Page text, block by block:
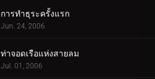
การทำธุระครั้งแรก
Jun. 24, 2006
ท่าจอดเรือแห่งสายลม
Jul. 01, 2006